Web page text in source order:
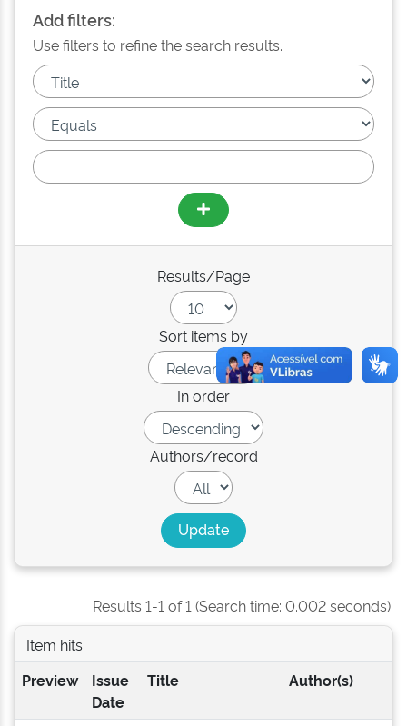
Add filters:
Use filters to refine the search results.
Results/Page
Sort items by
In order
Authors/record
Results 1-1 of 1 (Search time: 0.002 seconds).
Item hits:
Preview
Issue
Date
Title Author(s)